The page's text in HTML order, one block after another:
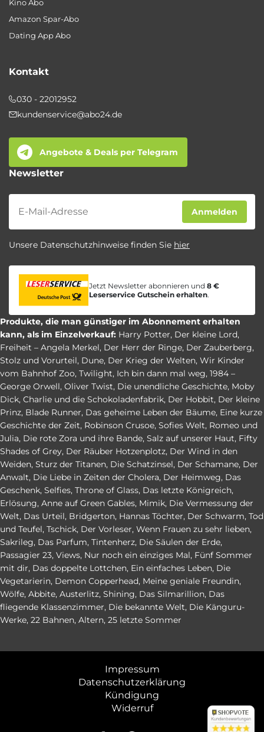
Kino Abo
Amazon Spar-Abo
Dating App Abo
Kontakt
030 - 22012952
kundenservice@abo24.de
Angebote & Deals per Telegram
Newsletter
Newsletter
Anmelden
Unsere Datenschutzhinweise finden Sie hier
Jetzt Newsletter abonnieren und 8 €
Leserservice Gutschein erhalten.
Produkte, die man günstiger im Abonnement erhalten
kann, als im Einzelverkauf: Harry Potter, Der kleine Lord,
Freiheit – Angela Merkel, Der Herr der Ringe, Der Zauberberg,
Stolz und Vorurteil, Dune, Der Krieg der Welten, Wir Kinder
vom Bahnhof Zoo, Twilight, Ich bin dann mal weg, 1984 –
George Orwell, Oliver Twist, Die unendliche Geschichte, Moby
Dick, Charlie und die Schokoladenfabrik, Der Hobbit, Der kleine
Prinz, Blade Runner, Das geheime Leben der Bäume, Eine kurze
Geschichte der Zeit, Robinson Crusoe, Sofies Welt, Romeo und
Julia, Die rote Zora und ihre Bande, Salz auf unserer Haut, Fifty
Shades of Grey, Der Räuber Hotzenplotz, Der Wind in den
Weiden, Sturz der Titanen, Die Schatzinsel, Der Schamane, Der
Anwalt, Die Liebe in Zeiten der Cholera, Der Heimweg, Das
Geschenk, Selfies, Throne of Glass, Das letzte Königreich,
Erlösung, Anne auf Green Gables, Mimik, Die Vermessung der
Welt, Das Urteil, Bridgerton, Hannas Töchter, Der Schwarm, Tod
und Teufel, Tschick, Der Vorleser, Wenn Frauen zu sehr lieben,
Sakrileg, Das Parfum, Tintenherz, Die Säulen der Erde,
Passagier 23, Views, Nur noch ein einziges Mal, Fünf Sommer
mit dir, Das doppelte Lottchen, Ein einfaches Leben, Die
Vegetarierin, Demon Copperhead, Meine geniale Freundin,
Wölfe, Abbite, Austerlitz, Shining, Das Silmarillion, Das
fliegende Klassenzimmer, Die bekannte Welt, Die Känguru-
Werke, 22 Bahnen, Altern, 25 letzte Sommer
Impressum
Datenschutzerklärung
Kündigung
Widerruf